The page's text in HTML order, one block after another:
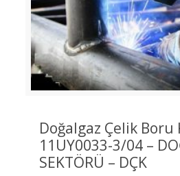
Doğalgaz Çelik Boru
11UY0033-3/04 –
SEKTÖRÜ – DÇK